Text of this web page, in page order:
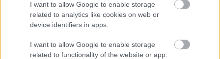
I want to allow Google to enable storage
related to analytics like cookies on web or
device identifiers in apps.
I want to allow Google to enable storage
related to functionality of the website or app.